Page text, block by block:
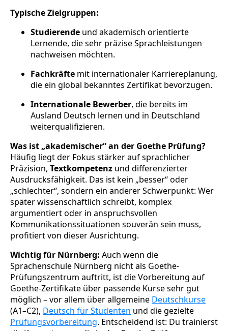
Typische Zielgruppen:
Studierende und akademisch orientierte
Lernende, die sehr präzise Sprachleistungen
nachweisen möchten.
Fachkräfte mit internationaler Karriereplanung,
die ein global bekanntes Zertifikat bevorzugen.
Internationale Bewerber, die bereits im
Ausland Deutsch lernen und in Deutschland
weiterqualifizieren.
Was ist „akademischer“ an der Goethe Prüfung?
Häufig liegt der Fokus stärker auf sprachlicher
Präzision, Textkompetenz und differenzierter
Ausdrucksfähigkeit. Das ist kein „besser“ oder
„schlechter“, sondern ein anderer Schwerpunkt: Wer
später wissenschaftlich schreibt, komplex
argumentiert oder in anspruchsvollen
Kommunikationssituationen souverän sein muss,
profitiert von dieser Ausrichtung.
Wichtig für Nürnberg: Auch wenn die
Sprachenschule Nürnberg nicht als Goethe-
Prüfungszentrum auftritt, ist die Vorbereitung auf
Goethe-Zertifikate über passende Kurse sehr gut
möglich – vor allem über allgemeine Deutschkurse
(A1–C2), Deutsch für Studenten und die gezielte
Prüfungsvorbereitung. Entscheidend ist: Du trainierst